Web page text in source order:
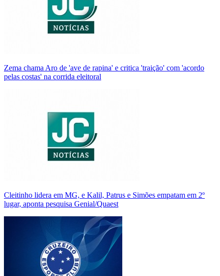
Zema chama Aro de 'ave de rapina' e critica 'traição' com 'acordo
pelas costas' na corrida eleitoral
Cleitinho lidera em MG, e Kalil, Patrus e Simões empatam em 2º
lugar, aponta pesquisa Genial/Quaest